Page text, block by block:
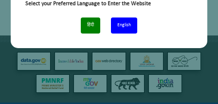
Select your Preferred Language to Enter the Website
हिंदी English